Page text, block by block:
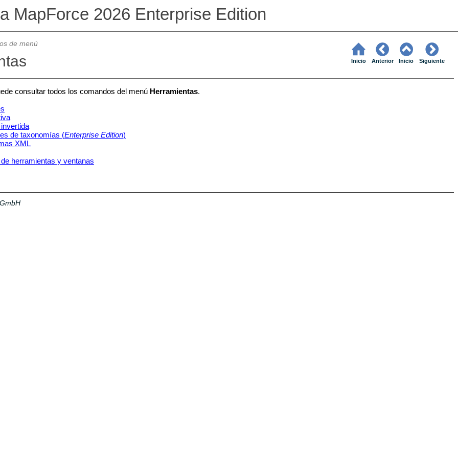
MapForce 2026 Enterprise Edition
de menú
Inicio Anterior Inicio Siguiente
consultar todos los comandos del menú Herramientas.
de taxonomías (Enterprise Edition)
XML
herramientas y ventanas